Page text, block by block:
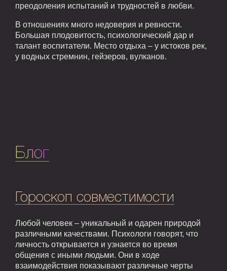
преодоления испытаний и трудностей в любви.
В отношениях много недоверия и ревности.
Большая плодовитость, психологический дар и
талант воспитатели. Место отдыха – у истоков рек,
у водных стремнин, гейзеров, вулканов.
Блог
Гороскоп совместимости
Любой человек – уникальный и одарен природой
различными качествами. Психологи говорят, что
личность открывается и узнается во время
общения с иными людьми. Они в ходе
взаимодействия показывают различные черты